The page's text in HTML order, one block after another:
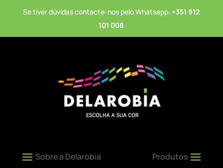
Se tiver dúvidas contacte-nos pelo Whatsapp: +351 912
101 008